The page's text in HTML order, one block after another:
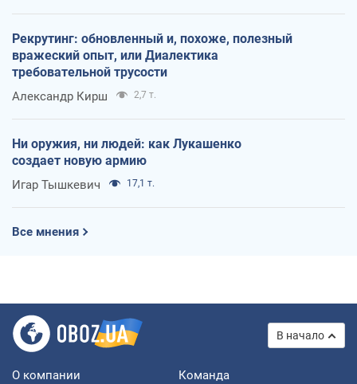
Рекрутинг: обновленный и, похоже, полезный
вражеский опыт, или Диалектика
требовательной трусости
Александр Кирш 2,7 т.
Ни оружия, ни людей: как Лукашенко
создает новую армию
Игар Тышкевич 17,1 т.
Все мнения
В начало
О компании Команда